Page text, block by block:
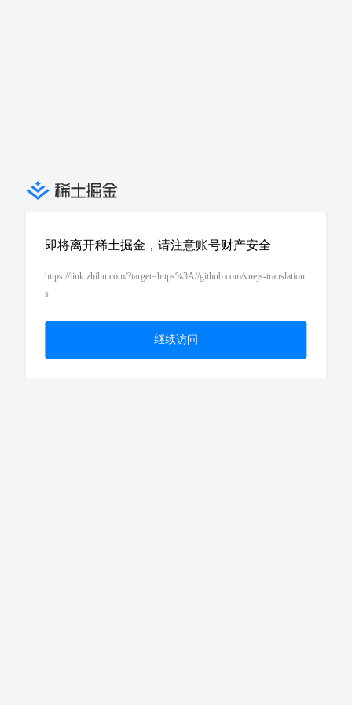
即将离开稀土掘金，请注意账号财产安全
https://link.zhihu.com/?target=https%3A//github.com/vuejs-translation
s
继续访问